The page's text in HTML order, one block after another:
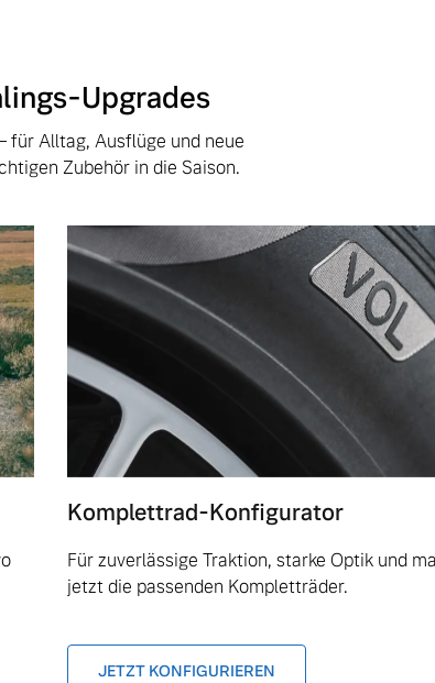
Upgrades
für Alltag, Ausflüge und neue
Zubehör in die Saison.
Komplettrad-Konfigurator
Für zuverlässige Traktion, starke Optik und
jetzt die passenden Kompletträder.
JETZT KONFIGURIEREN